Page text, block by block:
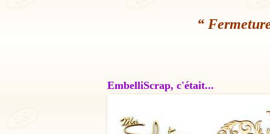
“
EmbelliScrap, c'était...